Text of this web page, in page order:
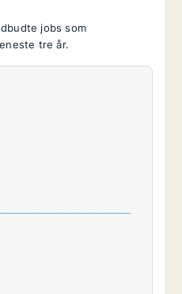
jobs som
tre år.